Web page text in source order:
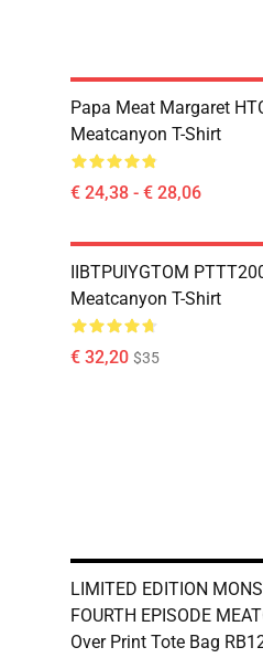
Papa Meat Margaret
Meatcanyon T-Shirt
€ 24,38 - € 28,06
IIBTPUIYGTOM
Meatcanyon T-Shirt
€ 32,20 $35
LIMITED EDITION
FOURTH EPISODE
Over Print Tote Bag